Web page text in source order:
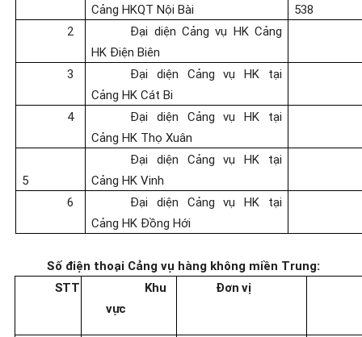
Cảng HKQT Nội Bài
538
2
Đại diện Cảng vụ HK Cảng
HK Điện Biên
3
Đại diện Cảng vụ HK tại
Cảng HK Cát Bi
4
Đại diện Cảng vụ HK tại
Cảng HK Thọ Xuân
5
Đại diện Cảng vụ HK tại
Cảng HK Vinh
6
Đại diện Cảng vụ HK tại
Cảng HK Đồng Hới
Số điện thoại Cảng vụ hàng không miền Trung:
STT
Khu
vực
Đơn vị